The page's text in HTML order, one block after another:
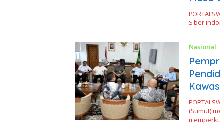
Siber
Nasional
(Sumut)